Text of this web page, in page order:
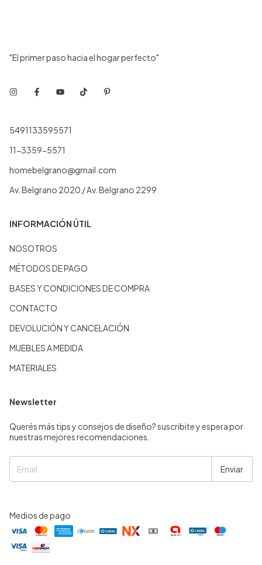
"El primer paso hacia el hogar perfecto"
5491133595571
11-3359-5571
homebelgrano@gmail.com
Av. Belgrano 2020 / Av. Belgrano 2299
INFORMACIÓN ÚTIL
NOSOTROS
MÉTODOS DE PAGO
BASES Y CONDICIONES DE COMPRA
CONTACTO
DEVOLUCIÓN Y CANCELACIÓN
MUEBLES A MEDIDA
MATERIALES
Newsletter
Querés más tips y consejos de diseño? suscribite y espera por
nuestras mejores recomendaciones.
Medios de pago